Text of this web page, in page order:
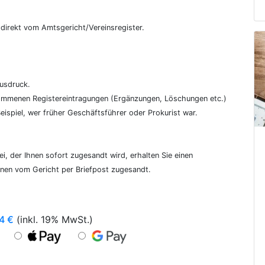
vom Amtsgericht/Vereinsregister.
Registereintragungen (Ergänzungen, Löschungen etc.)
wer früher Geschäftsführer oder Prokurist war.
der Ihnen sofort zugesandt wird, erhalten Sie einen
vom Gericht per Briefpost zugesandt.
€ (inkl. 19% MwSt.)